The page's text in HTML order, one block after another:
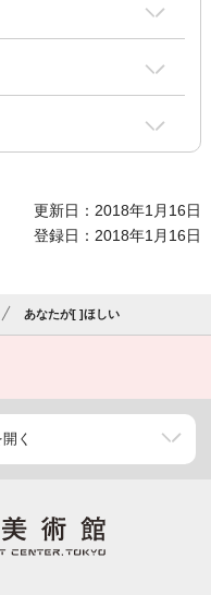
更新日：2018年1月16日
登録日：2018年1月16日
あなたが[ ]ほしい
く